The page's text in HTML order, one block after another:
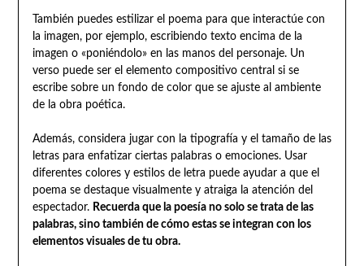
También puedes estilizar el poema para que interactúe con
la imagen, por ejemplo, escribiendo texto encima de la
imagen o «poniéndolo» en las manos del personaje. Un
verso puede ser el elemento compositivo central si se
escribe sobre un fondo de color que se ajuste al ambiente
de la obra poética.
Además, considera jugar con la tipografía y el tamaño de las
letras para enfatizar ciertas palabras o emociones. Usar
diferentes colores y estilos de letra puede ayudar a que el
poema se destaque visualmente y atraiga la atención del
espectador. Recuerda que la poesía no solo se trata de las
palabras, sino también de cómo estas se integran con los
elementos visuales de tu obra.